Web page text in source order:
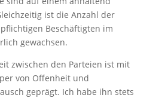
ist die Anzahl der
Beschäftigten im
gewachsen.
zwischen den Parteien ist mit
von Offenheit und
geprägt. Ich habe ihn stets